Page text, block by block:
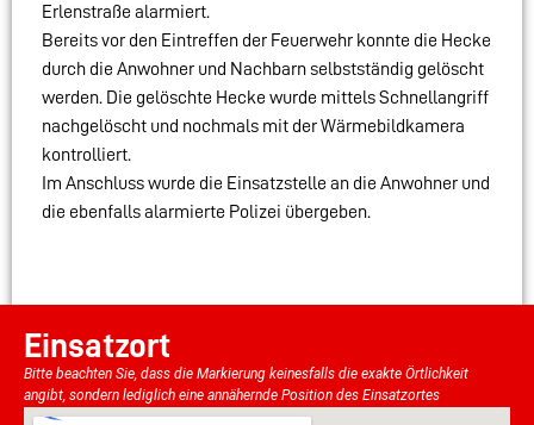
Erlenstraße alarmiert.
Bereits vor den Eintreffen der Feuerwehr konnte die Hecke
durch die Anwohner und Nachbarn selbstständig gelöscht
werden. Die gelöschte Hecke wurde mittels Schnellangriff
nachgelöscht und nochmals mit der Wärmebildkamera
kontrolliert.
Im Anschluss wurde die Einsatzstelle an die Anwohner und
die ebenfalls alarmierte Polizei übergeben.
Einsatzort
Bitte beachten Sie, dass die Markierung keinesfalls die exakte Örtlichkeit
angibt, sondern lediglich eine annähernde Position des Einsatzortes